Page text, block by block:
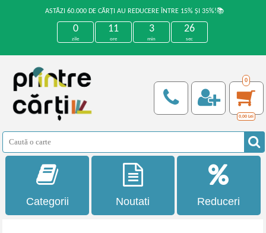
ASTĂZI 60.000 DE CĂRȚI AU REDUCERE ÎNTRE 15% ȘI 35%!📚
0
zile
11
ore
3
min
25
sec
0
0,00 Lei
Categorii Noutati Reduceri